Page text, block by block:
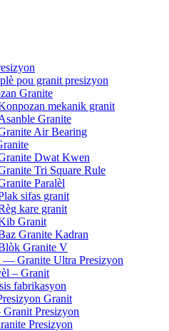
pou granit presizyon
Granite
mekanik granit
Granite
Air Bearing
Dwat Kwen
Tri Square Rule
Paralèl
sifas granit
kare granit
Granit
Granite Kadran
Granite V
— Granite Ultra Presizyon
– Granit
fabrikasyon
Granit
Presizyon
Presizyon